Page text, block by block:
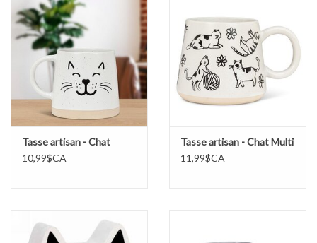
Tasse artisan - Chat
10,99$CA
Tasse artisan - Chat Multi
11,99$CA